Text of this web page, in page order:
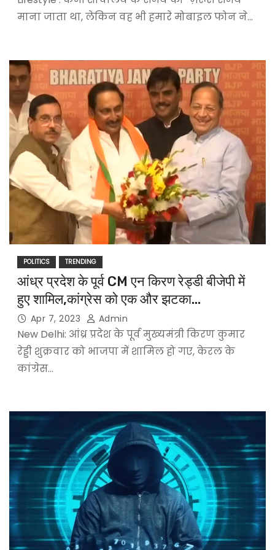
माना जाता था, लेकिन वह भी हमारे मोबाइल फोन ने…
POLITICS TRENDING
आंध्र प्रदेश के पूर्व CM एन किरण रेड्डी बीजेपी में
हुए शामिल,कांग्रेस को एक और झटका…
Apr 7, 2023 Admin
New Delhi: आंध्र प्रदेश के पूर्व मुख्यमंत्री किरण कुमार
रेड्डी शुक्रवार को भाजपा में शामिल हो गए, केरल के
कांग्रेस…